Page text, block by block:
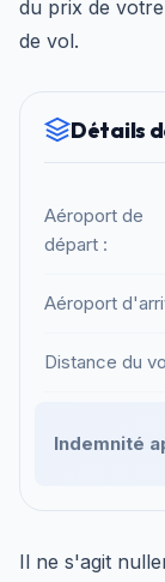
du prix de
de vol.
Détails
Aéroport de
départ :
Aéroport
Distance du
Indemnité
Il ne s'agit